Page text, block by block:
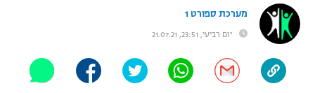
"מחצית בשכונה" – פודקאסט
משתתפים וזוכים בפרסים
היאבקות WWE
ספורט מוטורי
מערכת ספורט 1
יום רביעי, 23:51, 21.07.21